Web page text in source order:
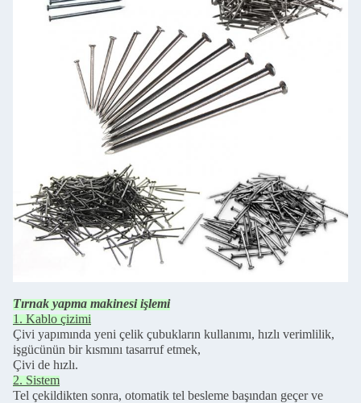
Tırnak yapma makinesi işlemi
1. Kablo çizimi
Çivi yapımında yeni çelik çubukların kullanımı, hızlı verimlilik,
işgücünün bir kısmını tasarruf etmek,
Çivi de hızlı.
2. Sistem
Tel çekildikten sonra, otomatik tel besleme başından geçer ve